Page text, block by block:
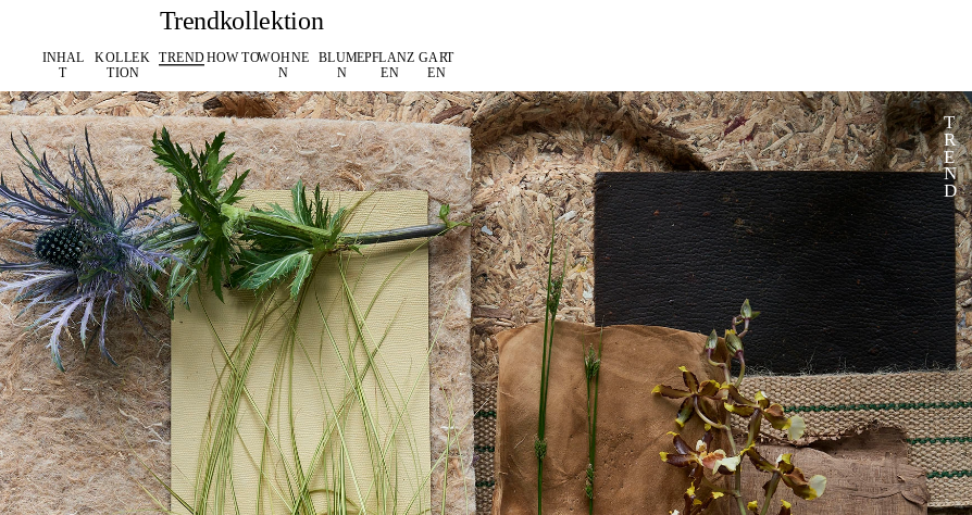
Trendkollektion
KOLLEK
TION
HOW TOWOHNE
N
BLUME
N
PFLANZ
EN
GART
EN
TREND
INHAL
T
T
R
E
N
D